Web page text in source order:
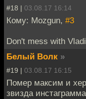
#18 | 03.08.17 16:14
Кому: Mozgun, #3
Don't mess with
Белый Волк »
#19 | 03.08.17 16:15
Помер максим и
звизда